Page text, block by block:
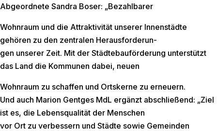
Abgeordnete Sandra Boser: „Bezahlbarer
Wohnraum und die Attraktivität unserer Innenstädte
gehören zu den zentralen Herausforderun-
gen unserer Zeit. Mit der Städtebauförderung unterstützt
das Land die Kommunen dabei, neuen
Wohnraum zu schaffen und Ortskerne zu erneuern.
Und auch Marion Gentges MdL ergänzt abschließend: „Ziel
ist es, die Lebensqualität der Menschen
vor Ort zu verbessern und Städte sowie Gemeinden